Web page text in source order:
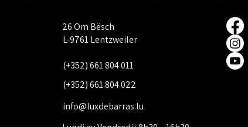
26 Om Bësch
L-9761 Lentzweiler
(+352) 661 804 011
(+352) 661 804 022
info@luxdebarras.lu